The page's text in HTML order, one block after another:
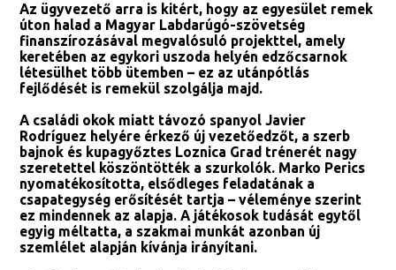
Az ügyvezető arra is kitért, hogy az egyesület remek
úton halad a Magyar Labdarúgó-szövetség
finanszírozásával megvalósuló projekttel, amely
keretében az egykori uszoda helyén edzőcsarnok
létesülhet több ütemben – ez az utánpótlás
fejlődését is remekül szolgálja majd.
A családi okok miatt távozó spanyol Javier
Rodríguez helyére érkező új vezetőedzőt, a szerb
bajnok és kupagyőztes Loznica Grad trénerét nagy
szeretettel köszöntötték a szurkolók. Marko Perics
nyomatékosította, elsődleges feladatának a
csapategység erősítését tartja – véleménye szerint
ez mindennek az alapja. A játékosok tudását egytől
egyig méltatta, a szakmai munkát azonban új
szemlélet alapján kívánja irányítani.